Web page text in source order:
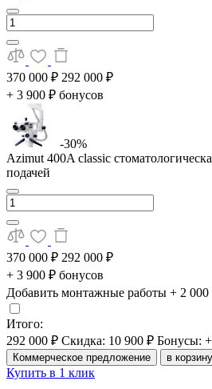
370 000 ₽ 292 000 ₽
+ 3 900 ₽ бонусов
-30%
Azimut 400A classic
подачей
370 000 ₽ 292 000 ₽
+ 3 900 ₽ бонусов
Добавить монтажные работы + 2 000
Итого:
292 000 ₽ Скидка: 10 900 ₽ Бонусы:
Коммерческое предложение в корзину
Купить в 1 клик